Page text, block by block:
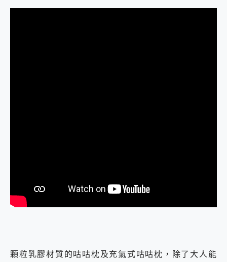
顆粒乳膠材質的咕咕枕及充氣式咕咕枕，除了大人能